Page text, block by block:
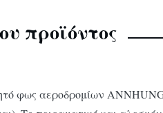
προϊόντος
φως αεροδρομίων